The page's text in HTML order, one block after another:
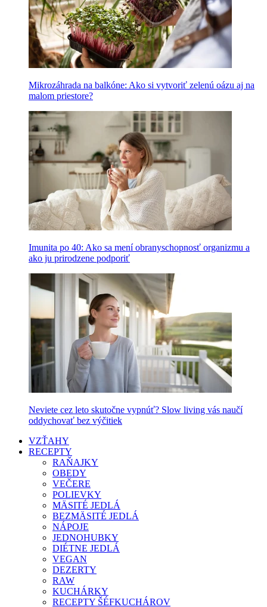
Mikrozáhrada na balkóne: Ako si vytvoriť zelenú oázu aj na
malom priestore?
Imunita po 40: Ako sa mení obranyschopnosť organizmu a
ako ju prirodzene podporiť
Neviete cez leto skutočne vypnúť? Slow living vás naučí
oddychovať bez výčitiek
VZŤAHY
RECEPTY
RAŇAJKY
OBEDY
VEČERE
POLIEVKY
MÄSITÉ JEDLÁ
BEZMÄSITÉ JEDLÁ
NÁPOJE
JEDNOHUBKY
DIÉTNE JEDLÁ
VEGAN
DEZERTY
RAW
KUCHÁRKY
RECEPTY ŠÉFKUCHÁROV